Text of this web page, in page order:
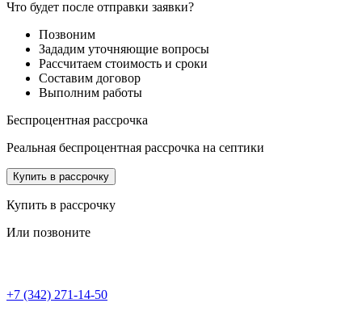
Что будет после отправки заявки?
Позвоним
Зададим уточняющие вопросы
Рассчитаем стоимость и сроки
Составим договор
Выполним работы
Беспроцентная рассрочка
Реальная беспроцентная рассрочка на септики
Купить в рассрочку
Купить в рассрочку
Или позвоните
+7 (342) 271-14-50